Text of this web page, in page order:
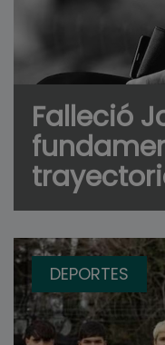
Falleció
DEPORTES